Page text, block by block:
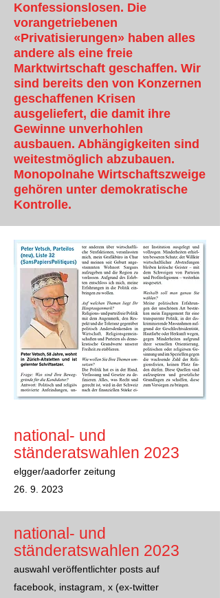
Konfessionslosen. Die
vorangetriebenen
«Privatisierungen» haben alles
andere als eine freie
Marktwirtschaft geschaffen. Wir
sind bereits den von Konzernen
geschaffenen Krisen
ausgeliefert, die damit ihre
Gewinne unverhohlen
ausbauen. Abhängigkeiten sind
weitestmöglich abzubauen.
Monopolnahe Wirtschaftszweige
gehören unter demokratische
Kontrolle.
national- und
ständeratswahlen 2023
elgger/aadorfer zeitung
26. 9. 2023
national- und
ständeratswahlen 2023
auswahl veröffentlichter posts auf
facebook, instagram, x (ex-twitter